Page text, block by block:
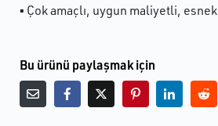
▪ Çok amaçlı, uygun maliyetli, esnek
Bu ürünü paylaşmak için